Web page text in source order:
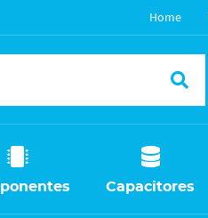
Home
Capacitores